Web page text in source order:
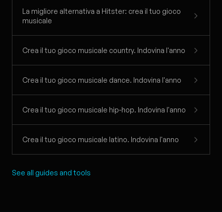
La migliore alternativa a Hitster: crea il tuo gioco
musicale
Crea il tuo gioco musicale country. Indovina l'anno
Crea il tuo gioco musicale dance. Indovina l'anno
Crea il tuo gioco musicale hip-hop. Indovina l'anno
Crea il tuo gioco musicale latino. Indovina l'anno
See all guides and tools